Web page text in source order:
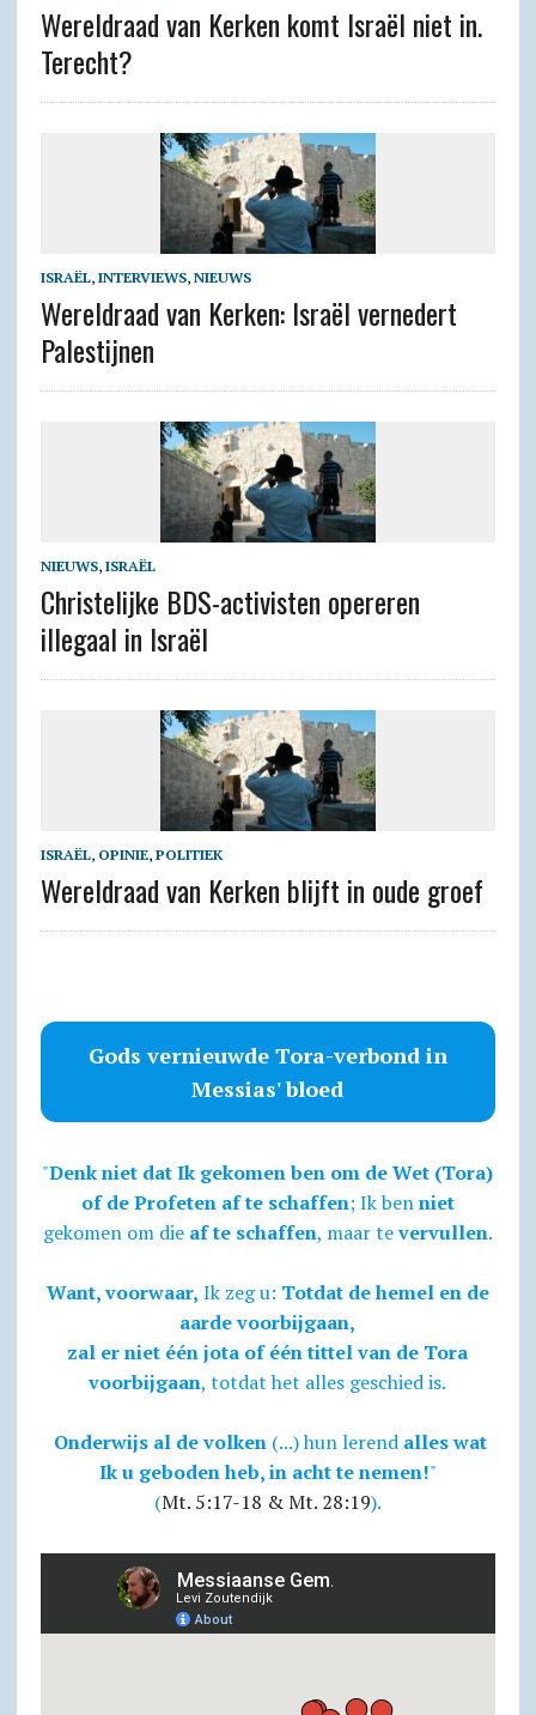
Wereldraad van Kerken komt Israël niet in.
Terecht?
ISRAËL, INTERVIEWS, NIEUWS
Wereldraad van Kerken: Israël vernedert
Palestijnen
NIEUWS, ISRAËL
Christelijke BDS-activisten opereren
illegaal in Israël
ISRAËL, OPINIE, POLITIEK
Wereldraad van Kerken blijft in oude groef
Gods vernieuwde Tora-verbond in
Messias' bloed
"Denk niet dat Ik gekomen ben om de Wet (Tora)
of de Profeten af te schaffen; Ik benniet
gekomen om die af te schaffen, maar tevervullen.
Want, voorwaar, Ik zeg u: Totdat de hemel en de
aarde voorbijgaan,
zal er niet één jota of één tittel van de Tora
voorbijgaan, totdat het alles geschied is.
Onderwijs al de volken(...) hun lerend alles wat
Ik u geboden heb, in acht te nemen!"
(Mt. 5:17-18 & Mt. 28:19).